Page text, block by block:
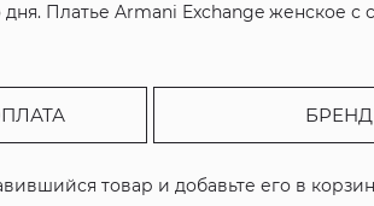
Платье Armani Exchange женское с
БРЕНД
товар и добавьте его в